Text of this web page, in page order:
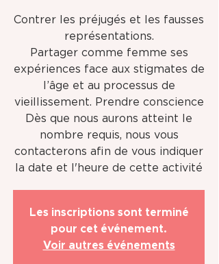
Contrer les préjugés et les fausses
représentations.
Partager comme femme ses
expériences face aux stigmates de
l’âge et au processus de
vieillissement. Prendre conscience
Dès que nous aurons atteint le
nombre requis, nous vous
contacterons afin de vous indiquer
la date et l'heure de cette activité
Les inscriptions sont terminé
pour cet événement.
Voir autres événements